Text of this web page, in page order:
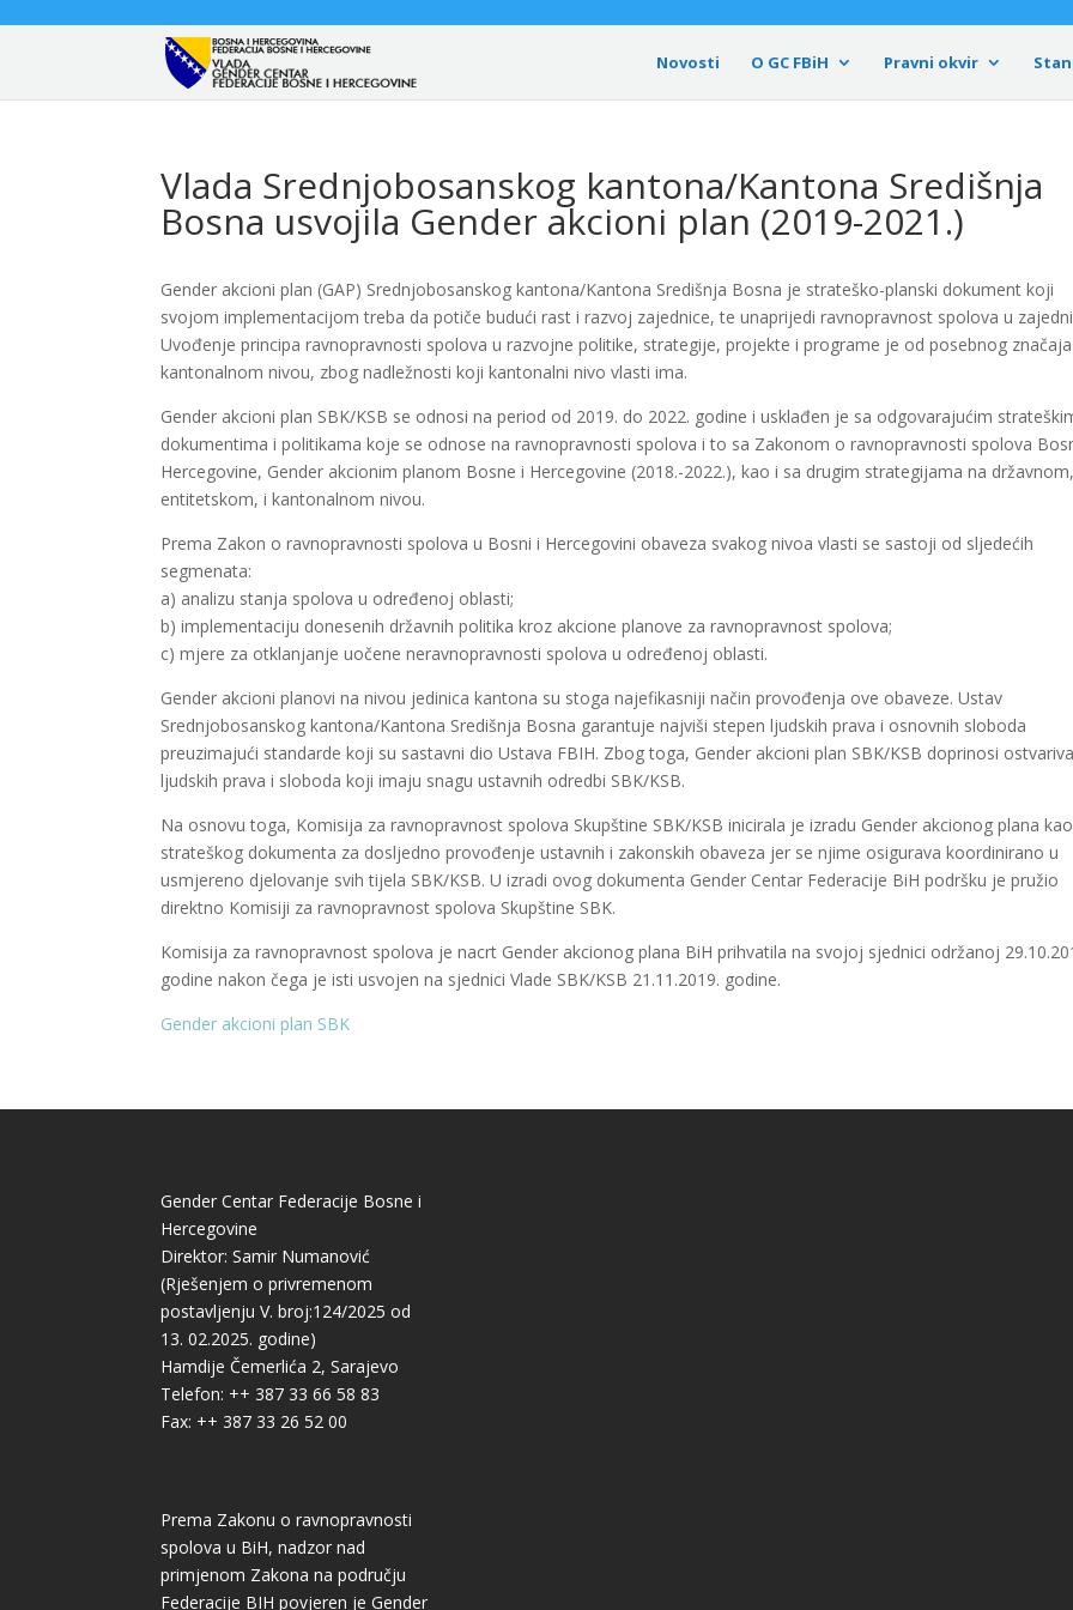
Novosti O GC FBiH Pravni okvir
Vlada Srednjobosanskog kantona/Kantona Središnja
Bosna usvojila Gender akcioni plan (2019-2021.)
Gender akcioni plan (GAP) Srednjobosanskog kantona/Kantona Središnja Bosna je strateško-planski dokument koji
svojom implementacijom treba da potiče budući rast i razvoj zajednice, te unaprijedi ravnopravnost spolova u
Uvođenje principa ravnopravnosti spolova u razvojne politike, strategije, projekte i programe je od posebnog
kantonalnom nivou, zbog nadležnosti koji kantonalni nivo vlasti ima.
Gender akcioni plan SBK/KSB se odnosi na period od 2019. do 2022. godine i usklađen je sa odgovarajućim
dokumentima i politikama koje se odnose na ravnopravnosti spolova i to sa Zakonom o ravnopravnosti spolova
Hercegovine, Gender akcionim planom Bosne i Hercegovine (2018.-2022.), kao i sa drugim strategijama na državnom,
entitetskom, i kantonalnom nivou.
Prema Zakon o ravnopravnosti spolova u Bosni i Hercegovini obaveza svakog nivoa vlasti se sastoji od sljedećih
segmenata:
a) analizu stanja spolova u određenoj oblasti;
b) implementaciju donesenih državnih politika kroz akcione planove za ravnopravnost spolova;
c) mjere za otklanjanje uočene neravnopravnosti spolova u određenoj oblasti.
Gender akcioni planovi na nivou jedinica kantona su stoga najefikasniji način provođenja ove obaveze. Ustav
Srednjobosanskog kantona/Kantona Središnja Bosna garantuje najviši stepen ljudskih prava i osnovnih sloboda
preuzimajući standarde koji su sastavni dio Ustava FBIH. Zbog toga, Gender akcioni plan SBK/KSB doprinosi
ljudskih prava i sloboda koji imaju snagu ustavnih odredbi SBK/KSB.
Na osnovu toga, Komisija za ravnopravnost spolova Skupštine SBK/KSB inicirala je izradu Gender akcionog plana kao
strateškog dokumenta za dosljedno provođenje ustavnih i zakonskih obaveza jer se njime osigurava koordinirano u
usmjereno djelovanje svih tijela SBK/KSB. U izradi ovog dokumenta Gender Centar Federacije BiH podršku je pružio
direktno Komisiji za ravnopravnost spolova Skupštine SBK.
Komisija za ravnopravnost spolova je nacrt Gender akcionog plana BiH prihvatila na svojoj sjednici održanoj
godine nakon čega je isti usvojen na sjednici Vlade SBK/KSB 21.11.2019. godine.
Gender akcioni plan SBK
Gender Centar Federacije Bosne i
Hercegovine
Direktor: Samir Numanović
(Rješenjem o privremenom
postavljenju V. broj:124/2025 od
13. 02.2025. godine)
Hamdije Čemerlića 2, Sarajevo
Telefon: ++ 387 33 66 58 83
Fax: ++ 387 33 26 52 00
Prema Zakonu o ravnopravnosti
spolova u BiH, nadzor nad
primjenom Zakona na području
Federacije BIH povjeren je Gender